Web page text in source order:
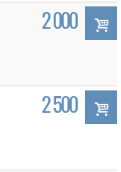
2 000
2 500